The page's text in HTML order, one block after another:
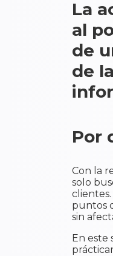
La
al
de
de
Por
Con la
solo
puntos
sin
En este